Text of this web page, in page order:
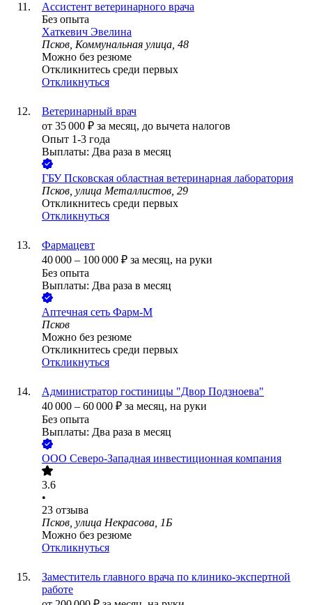
Ассистент ветеринарного врача
Без опыта
Хаткевич Эвелина
Псков, Коммунальная улица, 48
Можно без резюме
Откликнитесь среди первых
Откликнуться
Ветеринарный врач
от 35 000 ₽ за месяц, до вычета налогов
Опыт 1-3 года
Выплаты: Два раза в месяц
ГБУ Псковская областная ветеринарная лаборатория
Псков, улица Металлистов, 29
Откликнитесь среди первых
Откликнуться
Фармацевт
40 000 – 100 000 ₽ за месяц, на руки
Без опыта
Выплаты: Два раза в месяц
Аптечная сеть Фарм-М
Псков
Можно без резюме
Откликнитесь среди первых
Откликнуться
Администратор гостиницы "Двор Подзноева"
40 000 – 60 000 ₽ за месяц, на руки
Без опыта
Выплаты: Два раза в месяц
ООО Северо-Западная инвестиционная компания
3.6
•
23 отзыва
Псков, улица Некрасова, 1Б
Можно без резюме
Откликнуться
Заместитель главного врача по клинико-экспертной
работе